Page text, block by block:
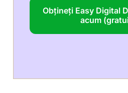
Obțineți Easy Digital
acum